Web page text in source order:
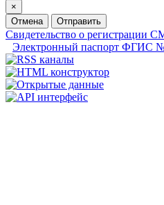
×
Отмена
Отправить
Свидетельство о
Электронный паспорт ФГИС